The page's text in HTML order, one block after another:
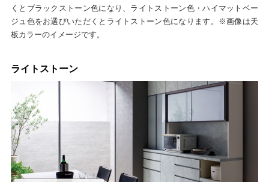
くとブラックストーン色になり、ライトストーン色・ハイマットベー
ジュ色をお選びいただくとライトストーン色になります。※画像は天
板カラーのイメージです。
ライトストーン